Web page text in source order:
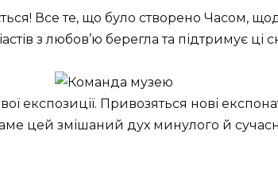
Все те, що було створено Часом,
з любов’ю берегла та підтримує ці
експозиції. Привозяться нові
цей змішаний дух минулого й